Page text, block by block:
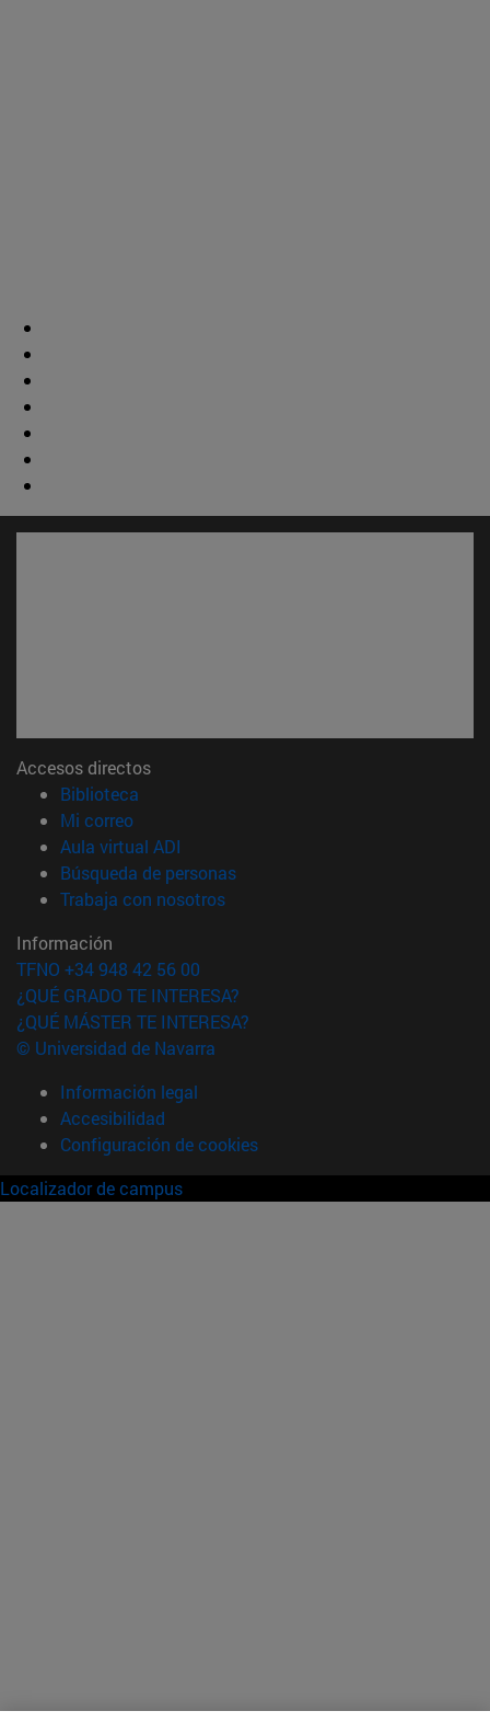
Accesos directos
Biblioteca
Mi correo(abre en nueva ventana)
Aula virtual ADI
Búsqueda de personas(abre en nueva ventana)
Trabaja con nosotros(abre en nueva ventana)
Información
TFNO +34 948 42 56 00
¿QUÉ GRADO TE INTERESA?
¿QUÉ MÁSTER TE INTERESA?
© Universidad de Navarra
Información legal
Accesibilidad
Configuración de cookies
Localizador de campus